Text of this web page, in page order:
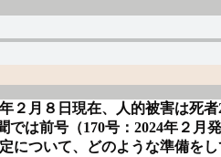
月８日現在、人的被害は死
は前号（170号：2024年２
ついて、どのような準備をし